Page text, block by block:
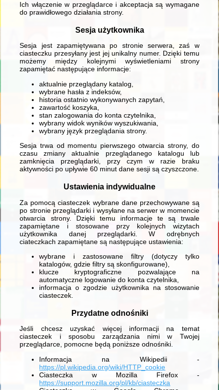
Ich włączenie w przeglądarce i akceptacja są wymagane
do prawidłowego działania strony.
Sesja użytkownika
Sesja jest zapamiętywana po stronie serwera, zaś w
ciasteczku przesyłany jest jej unikalny numer. Dzięki temu
możemy między kolejnymi wyświetleniami strony
zapamiętać następujące informacje:
aktualnie przeglądany katalog,
wybrane hasła z indeksów,
historia ostatnio wykonywanych zapytań,
zawartość koszyka,
stan zalogowania do konta czytelnika,
wybrany widok wyników wyszukiwania,
wybrany język przeglądania strony.
Sesja trwa od momentu pierwszego otwarcia strony, do
czasu zmiany aktualnie przeglądanego katalogu lub
zamknięcia przeglądarki, przy czym w razie braku
aktywności po upływie 60 minut dane sesji są czyszczone.
Ustawienia indywidualne
Za pomocą ciasteczek wybrane dane przechowywane są
po stronie przeglądarki i wysyłane na serwer w momencie
otwarcia strony. Dzięki temu informacje te są trwale
zapamiętane i stosowane przy kolejnych wizytach
użytkownika danej przeglądarki. W odrębnych
ciateczkach zapamiętane są następujące ustawienia:
wybrane i zastosowane filtry (dotyczy tylko
katalogów, gdzie filtry są skonfigurowane),
klucze kryptograficzne pozwalające na
automatyczne logowanie do konta czytelnika,
informacja o zgodzie użytkownika na stosowanie
ciasteczek.
Przydatne odnośniki
Jeśli chcesz uzyskać więcej informacji na temat
ciasteczek i sposobu zarządzania nimi w Twojej
przeglądarce, pomocne będą poniższe odnośniki.
Informacja na Wikipedii -
https://pl.wikipedia.org/wiki/HTTP_cookie
Ciasteczka w Mozilla Firefox -
https://support.mozilla.org/pl/kb/ciasteczka